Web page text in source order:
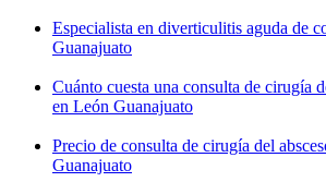
Especialista en diverticulitis aguda de
Guanajuato
Cuánto cuesta una consulta de cirugía
en León Guanajuato
Precio de consulta de cirugía del
Guanajuato